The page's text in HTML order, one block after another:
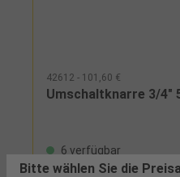
42612 - 101,60 €
Umschaltknarre 3/4"
6 verfügbar
Bitte wählen Sie die